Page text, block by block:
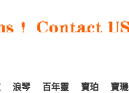
浪琴 百年靈 寶珀 寶璣